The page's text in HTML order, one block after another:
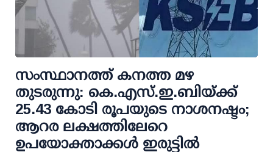
സംസ്ഥാനത്ത് കനത്ത മഴ
തുടരുന്നു: കെ.എസ്.ഇ.ബിയ്ക്ക്
25.43 കോടി രൂപയുടെ നാശനഷ്ടം;
ആറര ലക്ഷത്തിലേറെ
ഉപയോക്താക്കള്‍ ഇരുട്ടില്‍